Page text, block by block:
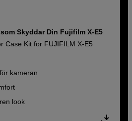
Skyddar Din Fujifilm X-E5
Case Kit for FUJIFILM X-E5
kameran
look